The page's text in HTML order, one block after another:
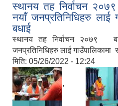
स्थानय तह निर्वाचन २०७९
नयाँ जनप्रतिनिधिहरु लाई
बधाई
स्थानय तह निर्वाचन २०७९
जनप्रतिनिधिहरु लाई गाउँपालिकामा
मिति: 05/26/2022 - 12:24
,